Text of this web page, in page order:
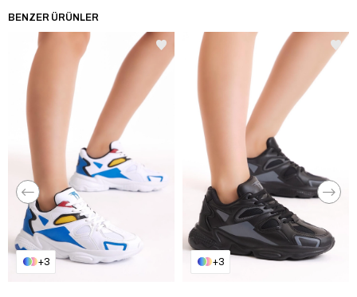
Taban Tipi
Topuk Boyu Kısa Topuklu (1-4 cm)
Menşei TR
BENZER ÜRÜNLER
3 3